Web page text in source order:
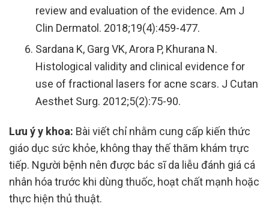
review and evaluation of the evidence. Am J
Clin Dermatol. 2018;19(4):459-477.
Sardana K, Garg VK, Arora P, Khurana N.
Histological validity and clinical evidence for
use of fractional lasers for acne scars. J Cutan
Aesthet Surg. 2012;5(2):75-90.
Lưu ý y khoa: Bài viết chỉ nhằm cung cấp kiến thức
giáo dục sức khỏe, không thay thế thăm khám trực
tiếp. Người bệnh nên được bác sĩ da liễu đánh giá cá
nhân hóa trước khi dùng thuốc, hoạt chất mạnh hoặc
thực hiện thủ thuật.